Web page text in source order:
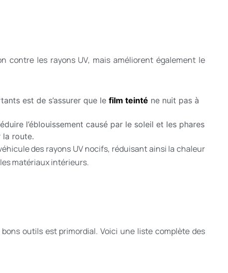
contre les rayons UV, mais améliorent également le
est de s’assurer que le film teinté ne nuit pas à
l’éblouissement causé par le soleil et les phares
la route.
des rayons UV nocifs, réduisant ainsi la chaleur
matériaux intérieurs.
bons outils est primordial. Voici une liste complète des